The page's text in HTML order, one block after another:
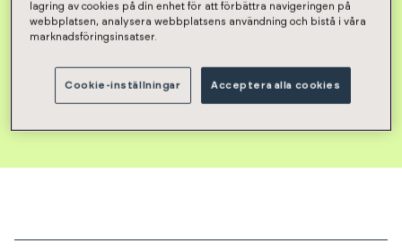
lagring av cookies på din enhet för att förbättra navigeringen på
webbplatsen, analysera webbplatsens användning och bistå i våra
marknadsföringsinsatser.
Cookie-inställningar Acceptera alla cookies